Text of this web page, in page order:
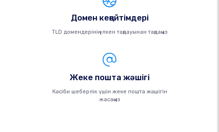
Домен кеңейтімдері
TLD домендерінің үлкен таңдауынан таңдаңыз
Жеке пошта жәшігі
Кәсіби шеберлік үшін жеке пошта жәшігін
жасаңыз